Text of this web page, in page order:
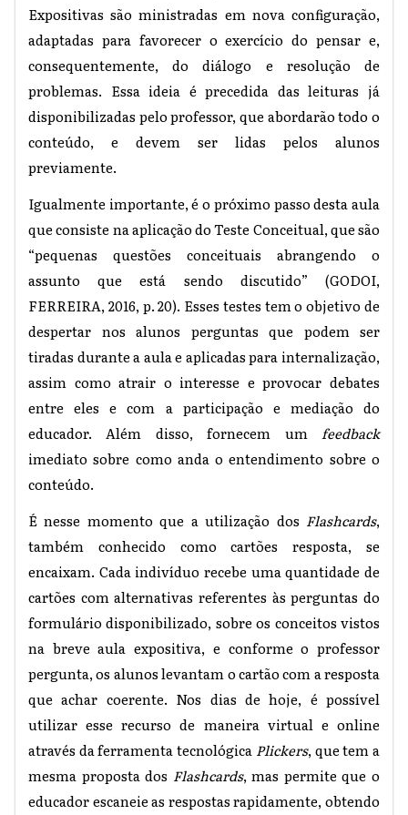
Expositivas são ministradas em nova configuração,
adaptadas para favorecer o exercício do pensar e,
consequentemente, do diálogo e resolução de
problemas. Essa ideia é precedida das leituras já
disponibilizadas pelo professor, que abordarão todo o
conteúdo, e devem ser lidas pelos alunos
previamente.
Igualmente importante, é o próximo passo desta aula
que consiste na aplicação do Teste Conceitual, que são
“pequenas questões conceituais abrangendo o
assunto que está sendo discutido” (GODOI,
FERREIRA, 2016, p. 20). Esses testes tem o objetivo de
despertar nos alunos perguntas que podem ser
tiradas durante a aula e aplicadas para internalização,
assim como atrair o interesse e provocar debates
entre eles e com a participação e mediação do
educador. Além disso, fornecem um feedback
imediato sobre como anda o entendimento sobre o
conteúdo.
É nesse momento que a utilização dos Flashcards,
também conhecido como cartões resposta, se
encaixam. Cada indivíduo recebe uma quantidade de
cartões com alternativas referentes às perguntas do
formulário disponibilizado, sobre os conceitos vistos
na breve aula expositiva, e conforme o professor
pergunta, os alunos levantam o cartão com a resposta
que achar coerente. Nos dias de hoje, é possível
utilizar esse recurso de maneira virtual e online
através da ferramenta tecnológica Plickers, que tem a
mesma proposta dos Flashcards, mas permite que o
educador escaneie as respostas rapidamente, obtendo